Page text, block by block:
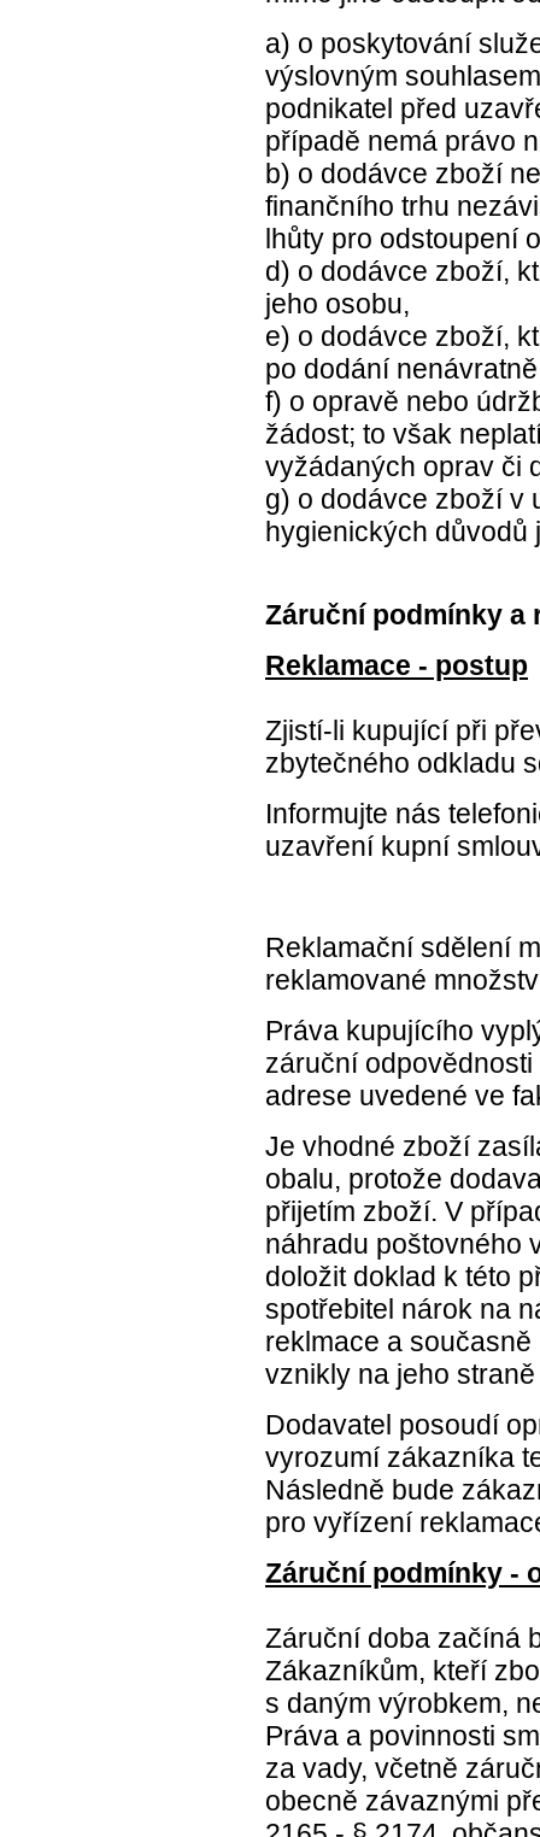
a) o poskytování
výslovným
podnikatel před
případě nemá právo
b) o dodávce zboží
finančního trhu
lhůty pro odstoupení
d) o dodávce zboží,
jeho osobu,
e) o dodávce zboží,
po dodání
f) o opravě nebo
žádost; to však
vyžádaných oprav či
g) o dodávce zboží v
hygienických důvodů
Záruční podmínky a
Reklamace - postup
Zjistí-li kupující při
zbytečného odkladu
Informujte nás
uzavření kupní
Reklamační sdělení
reklamované
Práva kupujícího
záruční
adrese uvedené ve
Je vhodné zboží
obalu, protože
přijetím zboží. V
náhradu poštovného
doložit doklad k této
spotřebitel nárok na
reklmace a
vznikly na jeho straně
Dodavatel posoudí
vyrozumí zákazníka
Následně bude
pro vyřízení
Záruční podmínky -
Záruční doba začíná
Zákazníkům, kteří
s daným výrobkem,
Práva a povinnosti
za vady, včetně
obecně závaznými